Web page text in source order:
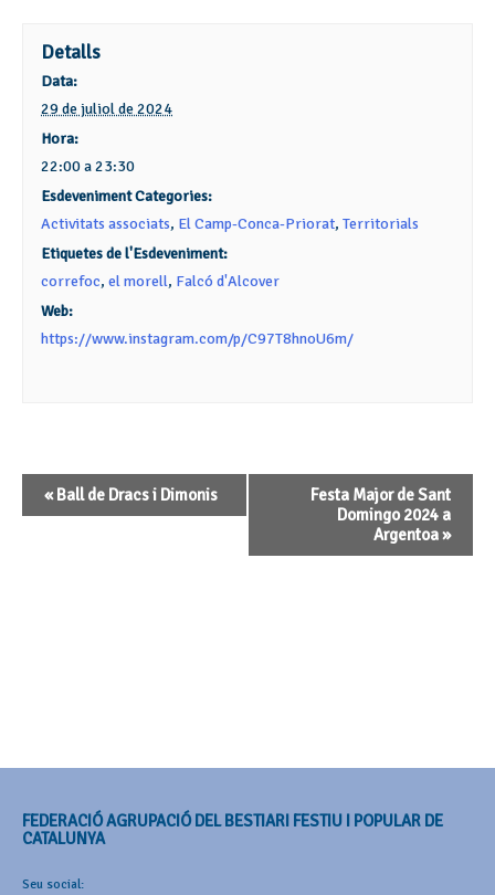
Detalls
Data:
29 de juliol de 2024
Hora:
22:00 a 23:30
Esdeveniment Categories:
Activitats associats, El Camp-Conca-Priorat,Territorials
Etiquetes de l'Esdeveniment:
correfoc,el morell, Falcó d'Alcover
Web:
https://www.instagram.com/p/C97T8hnoU6m/
Navegació
d'Esdeveniment
«Ball de Dracs i Dimonis
Festa Major de Sant
Domingo 2024 a
Argentoa»
FEDERACIÓ AGRUPACIÓ DEL BESTIARI FESTIU I POPULAR DE
CATALUNYA
Seu social: